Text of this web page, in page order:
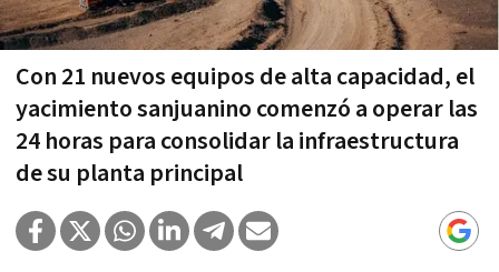
Con 21 nuevos equipos de alta capacidad, el
yacimiento sanjuanino comenzó a operar las
24 horas para consolidar la infraestructura
de su planta principal